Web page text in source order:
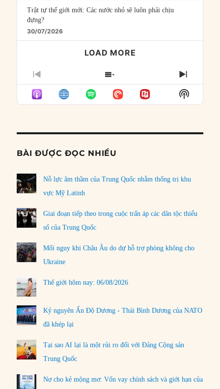
Trật tự thế giới mới: Các nước nhỏ sẽ luôn phải chịu
đựng?
30/07/2026
LOAD MORE
PREVIOUS
EPISODE
SHOW
EPISODES
LIST
NEXT
Show
Podcast
BÀI ĐƯỢC ĐỌC NHIỀU
Nỗ lực âm thầm của Trung Quốc nhằm thống trị khu
vực Mỹ Latinh
Giai đoạn tiếp theo trong cuộc trấn áp các dân tộc thiểu
số của Trung Quốc
Mối nguy khi Châu Âu do dự hỗ trợ phòng không cho
Ukraine
Thế giới hôm nay: 06/08/2026
Kỷ nguyên Ấn Độ Dương - Thái Bình Dương của NATO
đã khép lại
Tại sao AI lại là một rủi ro đối với Đảng Cộng sản
Trung Quốc
Nợ cho kẻ mộng mơ: Vốn vay chính sách và giới hạn của